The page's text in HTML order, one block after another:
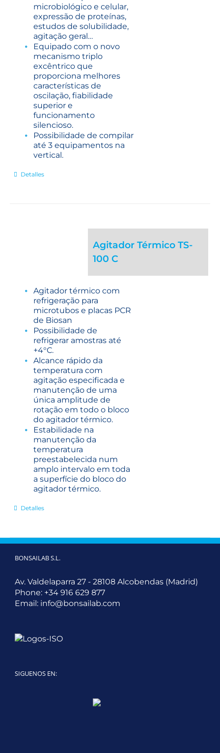
microbiológico e celular,
expressão de proteínas,
estudos de solubilidade,
agitação geral…
Equipado com o novo
mecanismo triplo
excêntrico que
proporciona melhores
características de
oscilação, fiabilidade
superior e
funcionamento
silencioso.
Possibilidade de compilar
até 3 equipamentos na
vertical.
Detalles
Agitador Térmico TS-
100 C
Agitador térmico com
refrigeração para
microtubos e placas PCR
de Biosan
Possibilidade de
refrigerar amostras até
+4°C.
Alcance rápido da
temperatura com
agitação especificada e
manutenção de uma
única amplitude de
rotação em todo o bloco
do agitador térmico.
Estabilidade na
manutenção da
temperatura
preestabelecida num
amplo intervalo em toda
a superfície do bloco do
agitador térmico.
Detalles
BONSAILAB S.L.
Av. Valdelaparra 27 - 28108 Alcobendas (Madrid)
Phone: +34 916 629 877
Email: info@bonsailab.com
SIGUENOS EN:
LinkedInYouTube